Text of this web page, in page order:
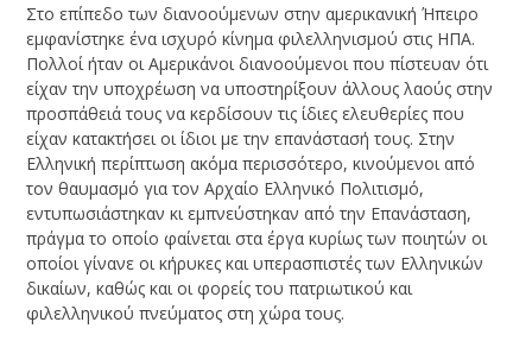
Στο επίπεδο των διανοούμενων στην αμερικανική Ήπειρο
εμφανίστηκε ένα ισχυρό κίνημα φιλελληνισμού στις ΗΠΑ.
Πολλοί ήταν οι Αμερικάνοι διανοούμενοι που πίστευαν ότι
είχαν την υποχρέωση να υποστηρίξουν άλλους λαούς στην
προσπάθειά τους να κερδίσουν τις ίδιες ελευθερίες που
είχαν κατακτήσει οι ίδιοι με την επανάστασή τους. Στην
Ελληνική περίπτωση ακόμα περισσότερο, κινούμενοι από
τον θαυμασμό για τον Αρχαίο Ελληνικό Πολιτισμό,
εντυπωσιάστηκαν κι εμπνεύστηκαν από την Επανάσταση,
πράγμα το οποίο φαίνεται στα έργα κυρίως των ποιητών οι
οποίοι γίνανε οι κήρυκες και υπερασπιστές των Ελληνικών
δικαίων, καθώς και οι φορείς του πατριωτικού και
φιλελληνικού πνεύματος στη χώρα τους.